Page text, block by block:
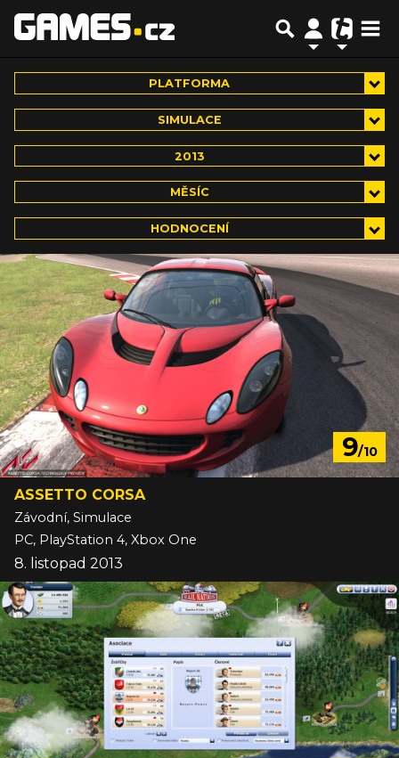
PLATFORMA
SIMULACE
2013
MĚSÍC
HODNOCENÍ
9/10
ASSETTO CORSA
Závodní, Simulace
PC, PlayStation 4, Xbox One
8. listopad 2013